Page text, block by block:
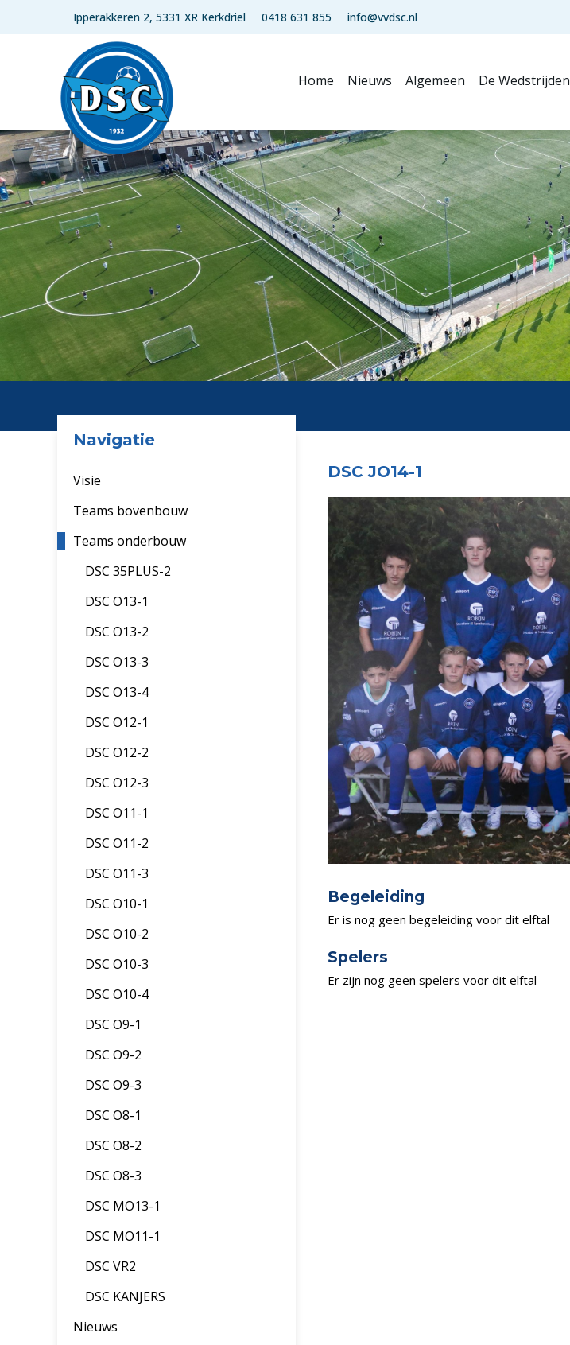
Ipperakkeren 2, 5331 XR Kerkdriel 0418 631 855 info@vvdsc.nl
Home Nieuws Algemeen De Wedstrijden
Navigatie
Visie
Teams bovenbouw
Teams onderbouw
DSC 35PLUS-2
DSC O13-1
DSC O13-2
DSC O13-3
DSC O13-4
DSC O12-1
DSC O12-2
DSC O12-3
DSC O11-1
DSC O11-2
DSC O11-3
DSC O10-1
DSC O10-2
DSC O10-3
DSC O10-4
DSC O9-1
DSC O9-2
DSC O9-3
DSC O8-1
DSC O8-2
DSC O8-3
DSC MO13-1
DSC MO11-1
DSC VR2
DSC KANJERS
Nieuws
DSC JO14-1
Begeleiding
Er is nog geen begeleiding voor dit elftal
Spelers
Er zijn nog geen spelers voor dit elftal